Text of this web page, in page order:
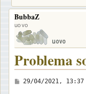
BubbaZ
uovo
Problema
M
29/04/2021, 13:37